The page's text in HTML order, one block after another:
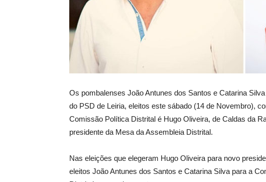
Os pombalenses João Antunes dos Santos e Catarina
do PSD de Leiria, eleitos este sábado (14 de Novembro),
Comissão Política Distrital é Hugo Oliveira, de Caldas da
presidente da Mesa da Assembleia Distrital.
Nas eleições que elegeram Hugo Oliveira para novo
eleitos João Antunes dos Santos e Catarina Silva para a